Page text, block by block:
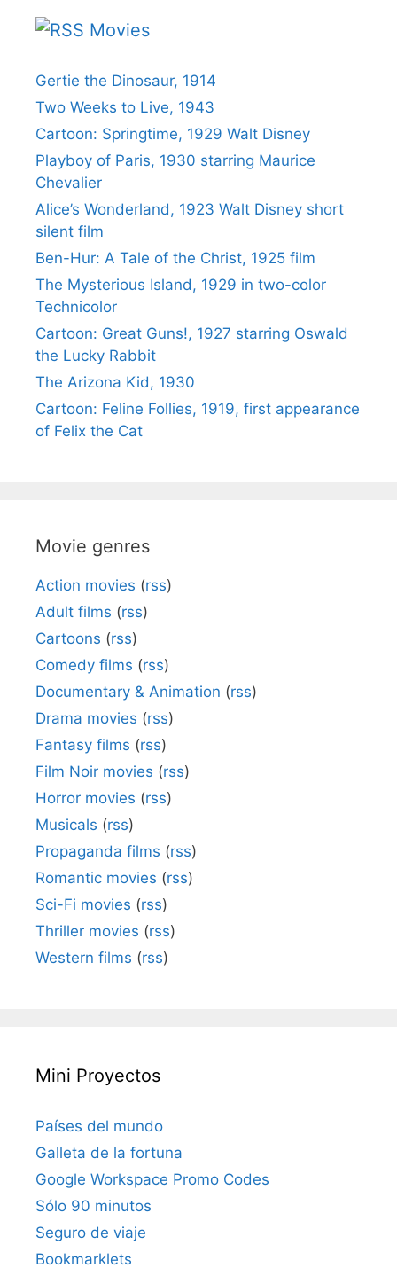
Movies
Gertie the Dinosaur, 1914
Two Weeks to Live, 1943
Cartoon: Springtime, 1929 Walt Disney
Playboy of Paris, 1930 starring Maurice
Chevalier
Alice’s Wonderland, 1923 Walt Disney short
silent film
Ben-Hur: A Tale of the Christ, 1925 film
The Mysterious Island, 1929 in two-color
Technicolor
Cartoon: Great Guns!, 1927 starring Oswald
the Lucky Rabbit
The Arizona Kid, 1930
Cartoon: Feline Follies, 1919, first appearance
of Felix the Cat
Movie genres
Action movies (rss)
Adult films (rss)
Cartoons (rss)
Comedy films (rss)
Documentary & Animation (rss)
Drama movies (rss)
Fantasy films (rss)
Film Noir movies (rss)
Horror movies (rss)
Musicals (rss)
Propaganda films (rss)
Romantic movies (rss)
Sci-Fi movies (rss)
Thriller movies (rss)
Western films (rss)
Mini Proyectos
Países del mundo
Galleta de la fortuna
Google Workspace Promo Codes
Sólo 90 minutos
Seguro de viaje
Bookmarklets